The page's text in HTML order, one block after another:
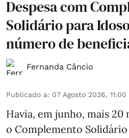
Despesa com
Solidário para
número de
Fernanda Câncio
Publicado a: 07 Agosto 2026, 11:00
Havia, em junho, mais
o Complemento Solidário